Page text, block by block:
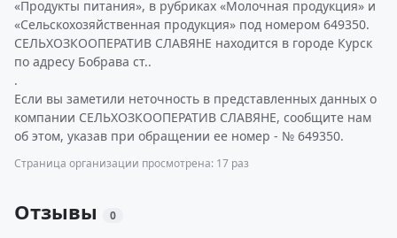
«Продукты питания», в рубриках «Молочная продукция» и
«Сельскохозяйственная продукция» под номером 649350.
СЕЛЬХОЗКООПЕРАТИВ СЛАВЯНЕ находится в городе Курск
по адресу Бобрава ст..
.
Если вы заметили неточность в представленных данных о
компании СЕЛЬХОЗКООПЕРАТИВ СЛАВЯНЕ, сообщите нам
об этом, указав при обращении ее номер - № 649350.
Страница организации просмотрена: 17 раз
Отзывы 0